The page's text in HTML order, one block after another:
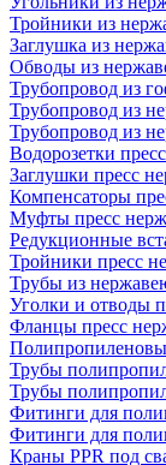
Тройники из
Заглушка из
Обводы из
Трубопровод из
Трубопровод из
Трубопровод из
Водорозетки
Заглушки пресс
Компенсаторы
Муфты пресс
Редукционные
Тройники пресс
Трубы из
Уголки и отводы
Фланцы пресс
Трубы
Трубы
Фитинги для
Фитинги для
Краны PPR под